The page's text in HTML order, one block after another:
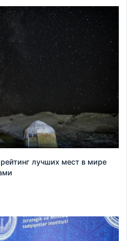
лучших мест в мире